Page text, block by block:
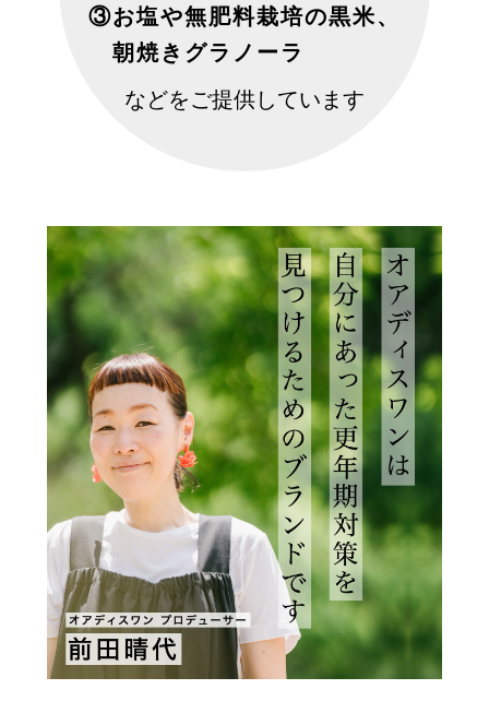
③お塩や無肥料栽培の黒米、
朝焼きグラノーラ
などをご提供しています